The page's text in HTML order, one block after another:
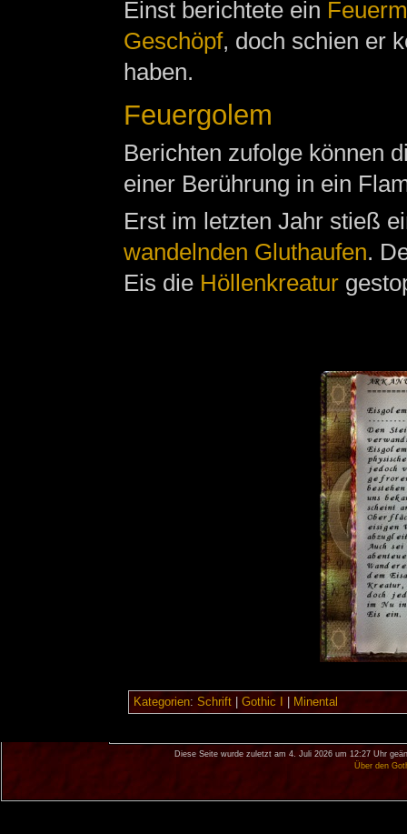
Einst berichtete ein
Geschöpf, doch schien er
haben.
Feuergolem
Berichten zufolge können
einer Berührung in ein
Erst im letzten Jahr stieß
wandelnden Gluthaufen.
Eis die Höllenkreatur
Kategorien: Schrift| Gothic I Minental
Diese Seite wurde zuletzt am 4. Juli 2026 um 12:27 Uhr
Über den